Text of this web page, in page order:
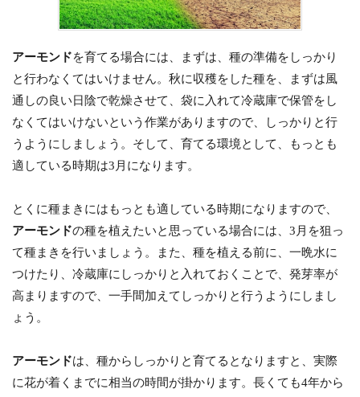
アーモンドを育てる場合には、まずは、種の準備をしっかり
と行わなくてはいけません。秋に収穫をした種を、まずは風
通しの良い日陰で乾燥させて、袋に入れて冷蔵庫で保管をし
なくてはいけないという作業がありますので、しっかりと行
うようにしましょう。そして、育てる環境として、もっとも
適している時期は3月になります。
とくに種まきにはもっとも適している時期になりますので、
アーモンドの種を植えたいと思っている場合には、3月を狙っ
て種まきを行いましょう。また、種を植える前に、一晩水に
つけたり、冷蔵庫にしっかりと入れておくことで、発芽率が
高まりますので、一手間加えてしっかりと行うようにしまし
ょう。
アーモンドは、種からしっかりと育てるとなりますと、実際
に花が着くまでに相当の時間が掛かります。長くても4年から